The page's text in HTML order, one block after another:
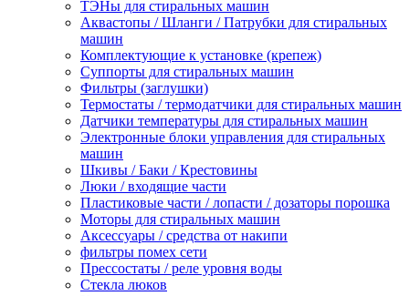
ТЭНы для стиральных машин
Аквастопы / Шланги / Патрубки для стиральных
машин
Комплектующие к установке (крепеж)
Суппорты для стиральных машин
Фильтры (заглушки)
Термостаты / термодатчики для стиральных машин
Датчики температуры для стиральных машин
Электронные блоки управления для стиральных
машин
Шкивы / Баки / Крестовины
Люки / входящие части
Пластиковые части / лопасти / дозаторы порошка
Моторы для стиральных машин
Аксессуары / средства от накипи
фильтры помех сети
Прессостаты / реле уровня воды
Стекла люков